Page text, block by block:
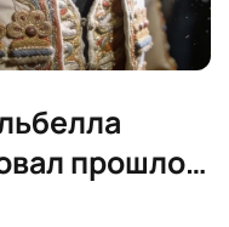
прошлое